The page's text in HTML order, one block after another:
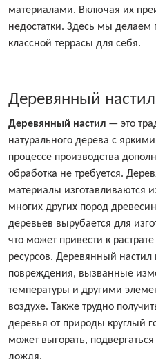
материалами. Включая их
недостатки. Здесь мы
классной террасы для себя.
Деревянный настил
Деревянный настил — это
натурального дерева с
процессе производства
обработка не требуется.
материалы изготавливаются
многих других пород
деревьев вырубается для
что может привести к
ресурсов. Деревянный настил
повреждения, вызванные
температуры и другими
воздухе. Также трудно
деревья от природы круглый
может выгорать,